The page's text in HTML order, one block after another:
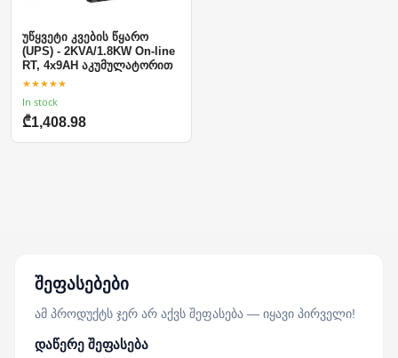
უწყვეტი კვების წყარო
(UPS) - 2KVA/1.8KW On-line
RT, 4x9AH აკუმულატორით
★★★★★
In stock
₾1,408.98
შეფასებები
ამ პროდუქტს ჯერ არ აქვს შეფასება — იყავი პირველი!
დაწერე შეფასება